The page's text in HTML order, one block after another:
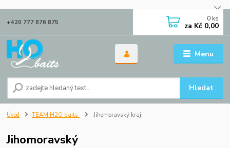
Menu
Hledat
+420 777 876 875 0 ks
za Kč 0,00
Úvod TEAM H2O baits Jihomoravský kraj
Jihomoravský